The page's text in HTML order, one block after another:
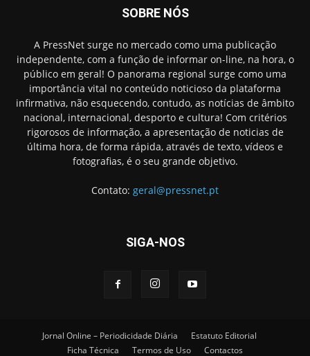
SOBRE NÓS
A PressNet surge no mercado como uma publicação
independente, com a função de informar on-line, na hora, o
público em geral! O panorama regional surge como uma
importância vital no conteúdo noticioso da plataforma
infirmativa, não esquecendo, contudo, as notícias de âmbito
nacional, internacional, desporto e cultura! Com critérios
rigorosos de informação, a apresentação de noticias de
última hora, de forma rápida, através de texto, vídeos e
fotografias, é o seu grande objetivo.
Contato: geral@pressnet.pt
SIGA-NOS
Jornal Online – Periodicidade Diária
Estatuto Editorial
Ficha Técnica
Termos de Uso Contactos